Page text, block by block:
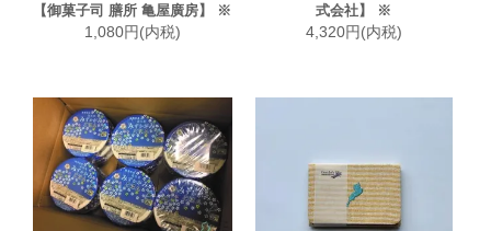
【御菓子司 膳所 亀屋廣房】 ※
1,080円(内税)
式会社】 ※
4,320円(内税)